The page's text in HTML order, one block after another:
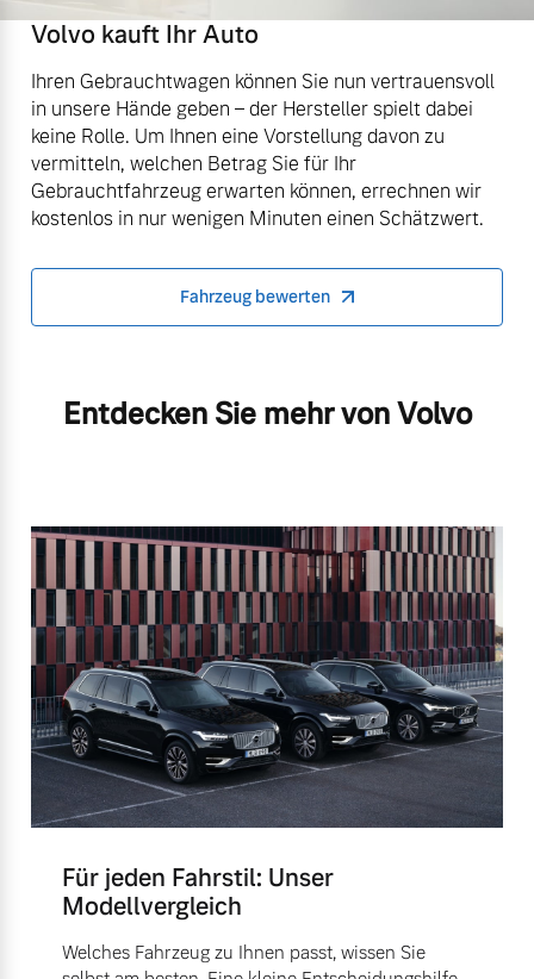
Volvo kauft Ihr Auto
Ihren Gebrauchtwagen können Sie nun vertrauensvoll
in unsere Hände geben – der Hersteller spielt dabei
keine Rolle. Um Ihnen eine Vorstellung davon zu
vermitteln, welchen Betrag Sie für Ihr
Gebrauchtfahrzeug erwarten können, errechnen wir
kostenlos in nur wenigen Minuten einen Schätzwert.
Fahrzeug bewerten
Entdecken Sie mehr von Volvo
Für jeden Fahrstil: Unser
Modellvergleich
Welches Fahrzeug zu Ihnen passt, wissen Sie